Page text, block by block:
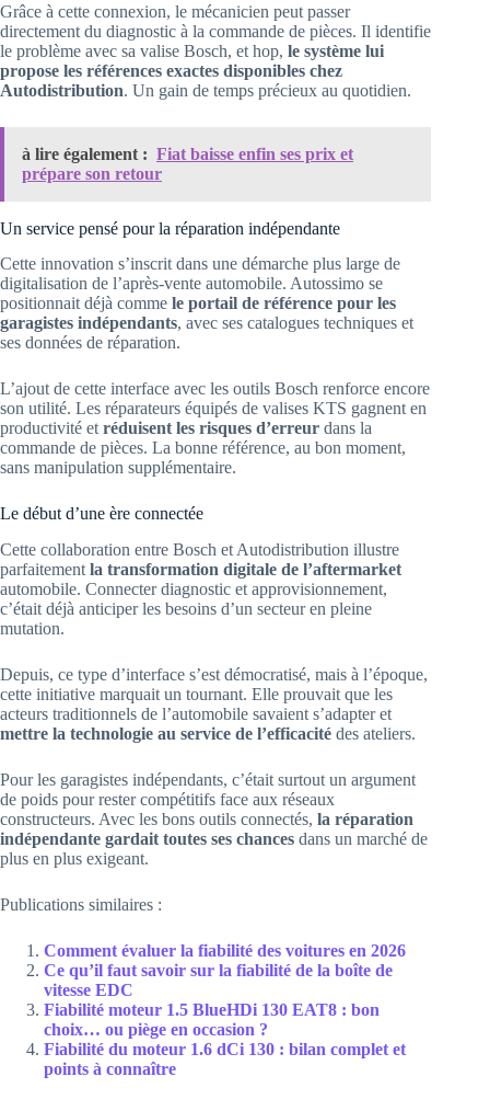
Grâce à cette connexion, le mécanicien peut passer
directement du diagnostic à la commande de pièces. Il identifie
le problème avec sa valise Bosch, et hop, le système lui
propose les références exactes disponibles chez
Autodistribution. Un gain de temps précieux au quotidien.
à lire également : Fiat baisse enfin ses prix et
prépare son retour
Un service pensé pour la réparation indépendante
Cette innovation s’inscrit dans une démarche plus large de
digitalisation de l’après-vente automobile. Autossimo se
positionnait déjà comme le portail de référence pour les
garagistes indépendants, avec ses catalogues techniques et
ses données de réparation.
L’ajout de cette interface avec les outils Bosch renforce encore
son utilité. Les réparateurs équipés de valises KTS gagnent en
productivité et réduisent les risques d’erreur dans la
commande de pièces. La bonne référence, au bon moment,
sans manipulation supplémentaire.
Le début d’une ère connectée
Cette collaboration entre Bosch et Autodistribution illustre
parfaitement la transformation digitale de l’aftermarket
automobile. Connecter diagnostic et approvisionnement,
c’était déjà anticiper les besoins d’un secteur en pleine
mutation.
Depuis, ce type d’interface s’est démocratisé, mais à l’époque,
cette initiative marquait un tournant. Elle prouvait que les
acteurs traditionnels de l’automobile savaient s’adapter et
mettre la technologie au service de l’efficacité des ateliers.
Pour les garagistes indépendants, c’était surtout un argument
de poids pour rester compétitifs face aux réseaux
constructeurs. Avec les bons outils connectés, la réparation
indépendante gardait toutes ses chances dans un marché de
plus en plus exigeant.
Publications similaires :
Comment évaluer la fiabilité des voitures en 2026
Ce qu’il faut savoir sur la fiabilité de la boîte de
vitesse EDC
Fiabilité moteur 1.5 BlueHDi 130 EAT8 : bon
choix… ou piège en occasion ?
Fiabilité du moteur 1.6 dCi 130 : bilan complet et
points à connaître